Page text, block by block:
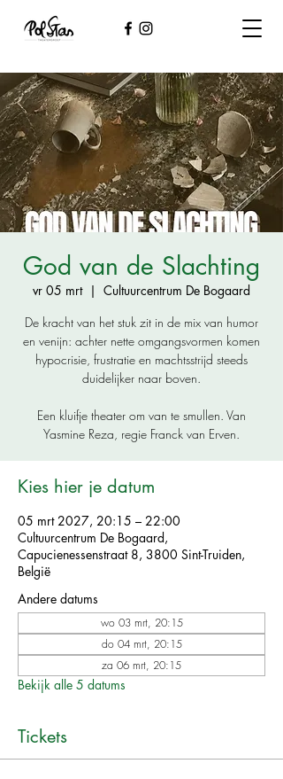
God van de Slachting
vr 05 mrt
  |
Cultuurcentrum De Bogaard
De kracht van het stuk zit in de mix van humor
en venijn: achter nette omgangsvormen komen
hypocrisie, frustratie en machtsstrijd steeds
duidelijker naar boven.
Een kluifje theater om van te smullen. Van
Yasmine Reza, regie Franck van Erven.
Kies hier je datum
05 mrt 2027, 20:15 – 22:00
Cultuurcentrum De Bogaard,
Capucienessenstraat 8, 3800 Sint-Truiden,
België
Andere datums
wo 03 mrt, 20:15
do 04 mrt, 20:15
za 06 mrt, 20:15
Bekijk alle 5 datums
Tickets